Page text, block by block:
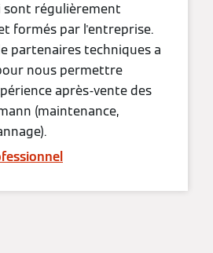
sont régulièrement
formés par l'entreprise.
partenaires techniques a
nous permettre
après-vente des
(maintenance,